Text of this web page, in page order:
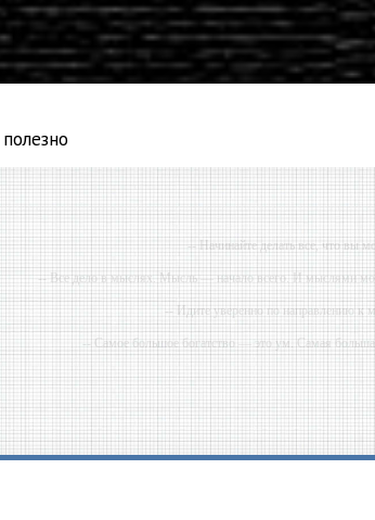
-- Начинайте делать все, что вы
-- Все дело в мыслях. Мысль — начало всего. И мыслями
-- Идите уверенно по направлению к
-- Самое большое богатство — это ум. Самая
-- Лучшее, что можно сделать с хорошим советом, это
-- Люблю давать